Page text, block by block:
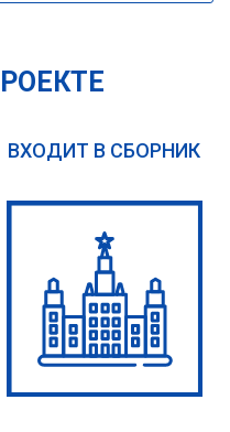
ВХОДИТ В СБОРНИК